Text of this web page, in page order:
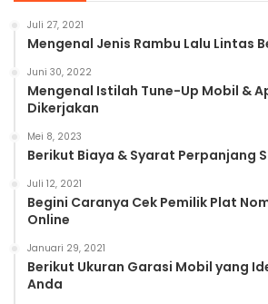
Juli 27, 2021
Mengenal Jenis Rambu Lalu Lintas
Juni 30, 2022
Mengenal Istilah Tune-Up Mobil &
Dikerjakan
Mei 8, 2023
Berikut Biaya & Syarat Perpanjang
Juli 12, 2021
Begini Caranya Cek Pemilik Plat
Online
Januari 29, 2021
Berikut Ukuran Garasi Mobil yang
Anda